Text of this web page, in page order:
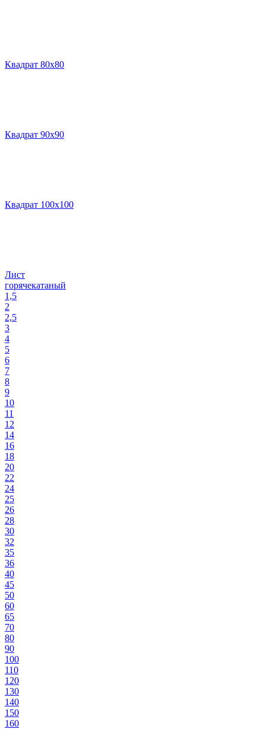
Квадрат 80х80
Квадрат 90х90
Квадрат 100х100
Лист
горячекатаный
1,5
2
2,5
3
4
5
6
7
8
9
10
11
12
14
16
18
20
22
24
25
26
28
30
32
35
36
40
45
50
60
65
70
80
90
100
110
120
130
140
150
160